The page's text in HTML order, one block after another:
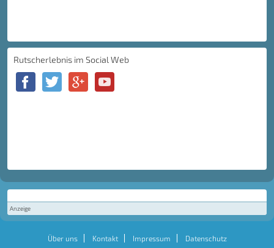
Rutscherlebnis im Social Web
Anzeige
Über uns Kontakt Impressum Datenschutz